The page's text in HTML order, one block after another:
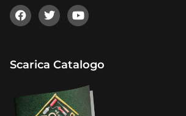
Scarica Catalogo